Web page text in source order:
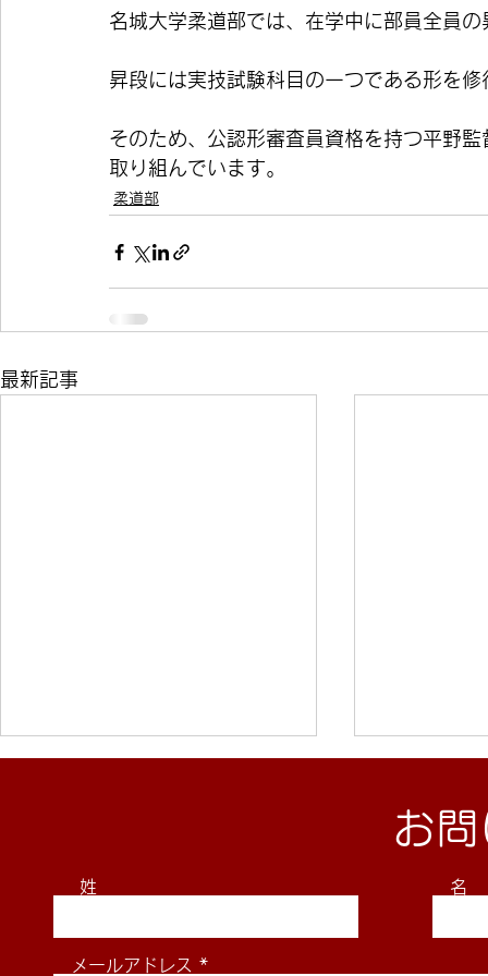
名城大学柔道部では、在学中に部員全員
昇段には実技試験科目の一つである形を
そのため、公認形審査員資格を持つ平野
取り組んでいます。
柔道部
最新記事
2026年8月29日(土)2026東
お
名
メールアドレス